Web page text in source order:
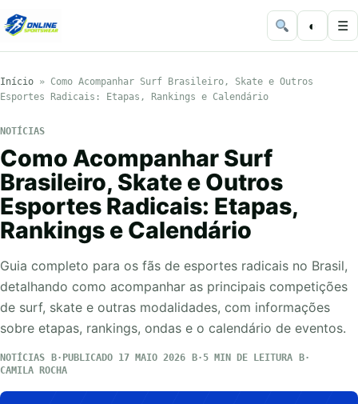
◐ ☰
Início » Como Acompanhar Surf Brasileiro, Skate e Outros
Esportes Radicais: Etapas, Rankings e Calendário
NOTÍCIAS
Como Acompanhar Surf
Brasileiro, Skate e Outros
Esportes Radicais: Etapas,
Rankings e Calendário
Guia completo para os fãs de esportes radicais no Brasil,
detalhando como acompanhar as principais competições
de surf, skate e outras modalidades, com informações
sobre etapas, rankings, ondas e o calendário de eventos.
NOTÍCIAS PUBLICADO 17 MAIO 2026
5 MIN DE LEITURA
CAMILA ROCHA